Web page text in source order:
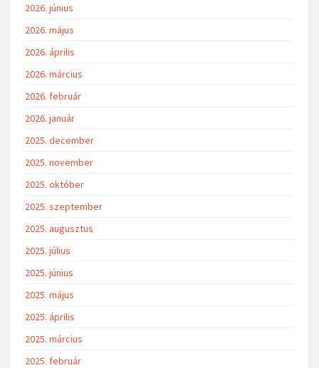
2026. június
2026. május
2026. április
2026. március
2026. február
2026. január
2025. december
2025. november
2025. október
2025. szeptember
2025. augusztus
2025. július
2025. június
2025. május
2025. április
2025. március
2025. február